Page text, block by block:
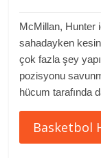
McMillan, Hunter
sahadayken
çok fazla şey
pozisyonu
hücum tarafında
Basketbol